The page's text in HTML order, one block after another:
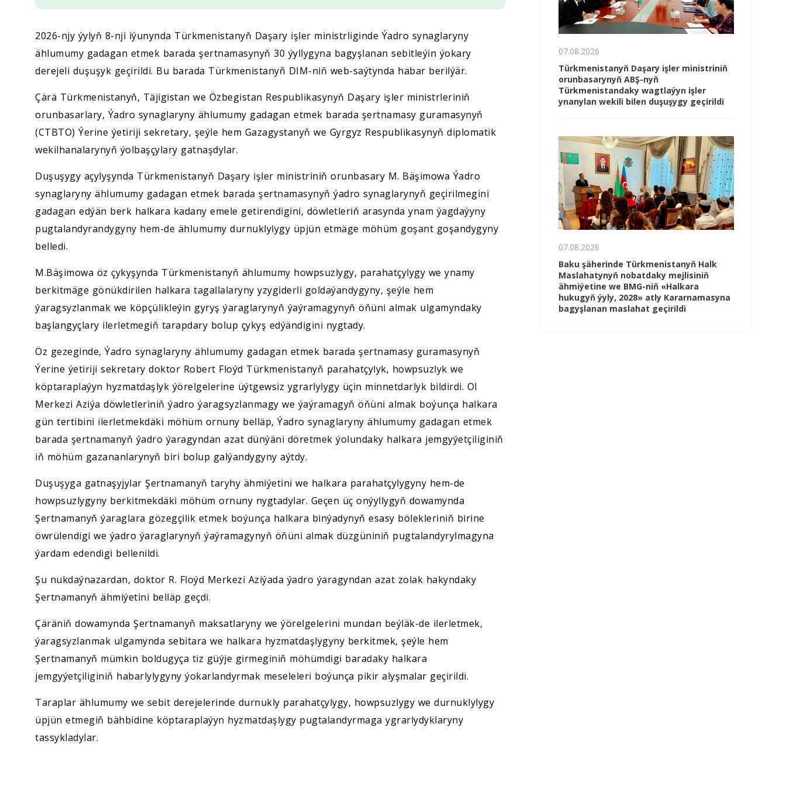
2026-njy ýylyň 8-nji iýunynda Türkmenistanyň Daşary işler ministrliginde Ýadro synaglaryny
ählumumy gadagan etmek barada şertnamasynyň 30 ýyllygyna bagyşlanan sebitleýin ýokary
derejeli duşuşyk geçirildi. Bu barada Türkmenistanyň DIM-niň web-saýtynda habar berilýär.
Çärä Türkmenistanyň, Täjigistan we Özbegistan Respublikasynyň Daşary işler ministrleriniň
orunbasarlary, Ýadro synaglaryny ählumumy gadagan etmek barada şertnamasy guramasynyň
(CTBTO) Ýerine ýetiriji sekretary, şeýle hem Gazagystanyň we Gyrgyz Respublikasynyň diplomatik
wekilhanalarynyň ýolbaşçylary gatnaşdylar.
Duşuşygy açylyşynda Türkmenistanyň Daşary işler ministriniň orunbasary M. Bäşimowa Ýadro
synaglaryny ählumumy gadagan etmek barada şertnamasynyň ýadro synaglarynyň geçirilmegini
gadagan edýän berk halkara kadany emele getirendigini, döwletleriň arasynda ynam ýagdaýyny
pugtalandyrandygyny hem-de ählumumy durnuklylygy üpjün etmäge möhüm goşant goşandygyny
belledi.
M.Bäşimowa öz çykyşynda Türkmenistanyň ählumumy howpsuzlygy, parahatçylygy we ynamy
berkitmäge gönükdirilen halkara tagallalaryny yzygiderli goldaýandygyny, şeýle hem
ýaragsyzlanmak we köpçülikleýin gyryş ýaraglarynyň ýaýramagynyň öňüni almak ulgamyndaky
başlangyçlary ilerletmegiň tarapdary bolup çykyş edýändigini nygtady.
Öz gezeginde, Ýadro synaglaryny ählumumy gadagan etmek barada şertnamasy guramasynyň
Ýerine ýetiriji sekretary doktor Robert Floýd Türkmenistanyň parahatçylyk, howpsuzlyk we
köptaraplaýyn hyzmatdaşlyk ýörelgelerine üýtgewsiz ygrarlylygy üçin minnetdarlyk bildirdi. Ol
Merkezi Aziýa döwletleriniň ýadro ýaragsyzlanmagy we ýaýramagyň öňüni almak boýunça halkara
gün tertibini ilerletmekdäki möhüm ornuny belläp, Ýadro synaglaryny ählumumy gadagan etmek
barada şertnamanyň ýadro ýaragyndan azat dünýäni döretmek ýolundaky halkara jemgyýetçiliginiň
iň möhüm gazananlarynyň biri bolup galýandygyny aýtdy.
Duşuşyga gatnaşyjylar Şertnamanyň taryhy ähmiýetini we halkara parahatçylygyny hem-de
howpsuzlygyny berkitmekdäki möhüm ornuny nygtadylar. Geçen üç onýyllygyň dowamynda
Şertnamanyň ýaraglara gözegçilik etmek boýunça halkara binýadynyň esasy bölekleriniň birine
öwrülendigi we ýadro ýaraglarynyň ýaýramagynyň öňüni almak düzgüniniň pugtalandyrylmagyna
ýardam edendigi bellenildi.
Şu nukdaýnazardan, doktor R. Floýd Merkezi Aziýada ýadro ýaragyndan azat zolak hakyndaky
Şertnamanyň ähmiýetini belläp geçdi.
Çäräniň dowamynda Şertnamanyň maksatlaryny we ýörelgelerini mundan beýläk-de ilerletmek,
ýaragsyzlanmak ulgamynda sebitara we halkara hyzmatdaşlygyny berkitmek, şeýle hem
Şertnamanyň mümkin boldugyça tiz güýje girmeginiň möhümdigi baradaky halkara
jemgyýetçiliginiň habarlylygyny ýokarlandyrmak meseleleri boýunça pikir alyşmalar geçirildi.
Taraplar ählumumy we sebit derejelerinde durnukly parahatçylygy, howpsuzlygy we durnuklylygy
üpjün etmegiň bähbidine köptaraplaýyn hyzmatdaşlygy pugtalandyrmaga ygrarlydyklaryny
tassykladylar.
07.08.2026
Türkmenistanyň Daşary işler ministriniň
orunbasarynyň ABŞ-nyň
Türkmenistandaky wagtlaýyn işler
ynanylan wekili bilen duşuşygy geçirildi
07.08.2026
Baku şäherinde Türkmenistanyň Halk
Maslahatynyň nobatdaky mejlisiniň
ähmiýetine we BMG-niň «Halkara
hukugyň ýyly, 2028» atly Kararnamasyna
bagyşlanan maslahat geçirildi